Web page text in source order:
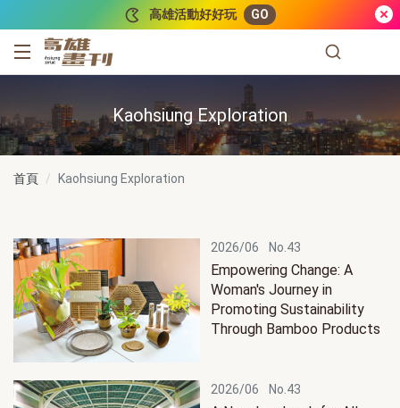
高雄活動好好玩 GO
高雄畫刊
Kaohsiung Exploration
首頁 Kaohsiung Exploration
2026/06 No.43
Empowering Change: A
Woman's Journey in
Promoting Sustainability
Through Bamboo Products
2026/06 No.43